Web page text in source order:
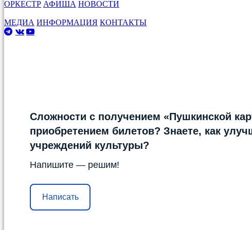
ОРКЕСТР АФИША НОВОСТИ
МЕДИА ИНФОРМАЦИЯ КОНТАКТЫ
Сложности с получением «Пушкинской
приобретением билетов? Знаете, как
учреждений культуры?
Напишите — решим!
Написать